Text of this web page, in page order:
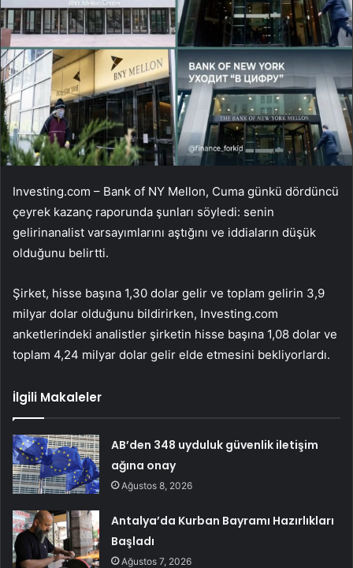
Investing.com – Bank of NY Mellon, Cuma günkü dördüncü
çeyrek kazanç raporunda şunları söyledi: senin
gelirinanalist varsayımlarını aştığını ve iddiaların düşük
olduğunu belirtti.
Şirket, hisse başına 1,30 dolar gelir ve toplam gelirin 3,9
milyar dolar olduğunu bildirirken, Investing.com
anketlerindeki analistler şirketin hisse başına 1,08 dolar ve
toplam 4,24 milyar dolar gelir elde etmesini bekliyorlardı.
İlgili Makaleler
AB’den 348 uyduluk güvenlik iletişim
ağına onay
Ağustos 8, 2026
Antalya’da Kurban Bayramı Hazırlıkları
Başladı
Ağustos 7, 2026